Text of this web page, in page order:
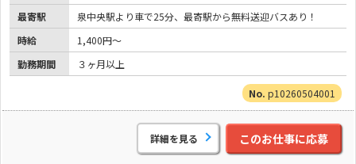
最寄駅
泉中央駅より車で25分、最寄駅から無料送迎バスあり！
時給
1,400円～
勤務期間
３ヶ月以上
p10260504001
詳細を見る このお仕事に応募